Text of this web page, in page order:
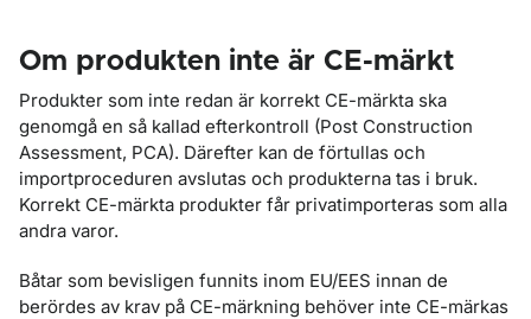
Om produkten inte är CE-märkt
Produkter som inte redan är korrekt CE-märkta ska
genomgå en så kallad efterkontroll (Post Construction
Assessment, PCA). Därefter kan de förtullas och
importproceduren avslutas och produkterna tas i bruk.
Korrekt CE-märkta produkter får privatimporteras som alla
andra varor.
Båtar som bevisligen funnits inom EU/EES innan de
berördes av krav på CE-märkning behöver inte CE-märkas